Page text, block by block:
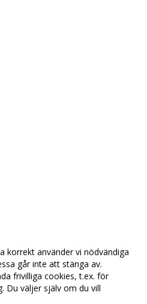
korrekt använder vi nödvändiga
går inte att stänga av.
frivilliga cookies, t.ex. för
Du väljer själv om du vill